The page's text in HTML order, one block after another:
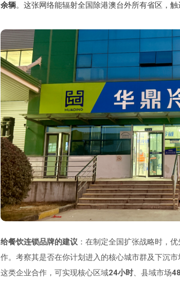
余辆。这张网络能辐射全国除港澳台外所有省区，触
给餐饮连锁品牌的建议 ：在制定全国扩张战略时，
作。考察其是否在你计划进入的核心城市群及下沉
这类企业合作，可实现核心区域24小时、县域市场